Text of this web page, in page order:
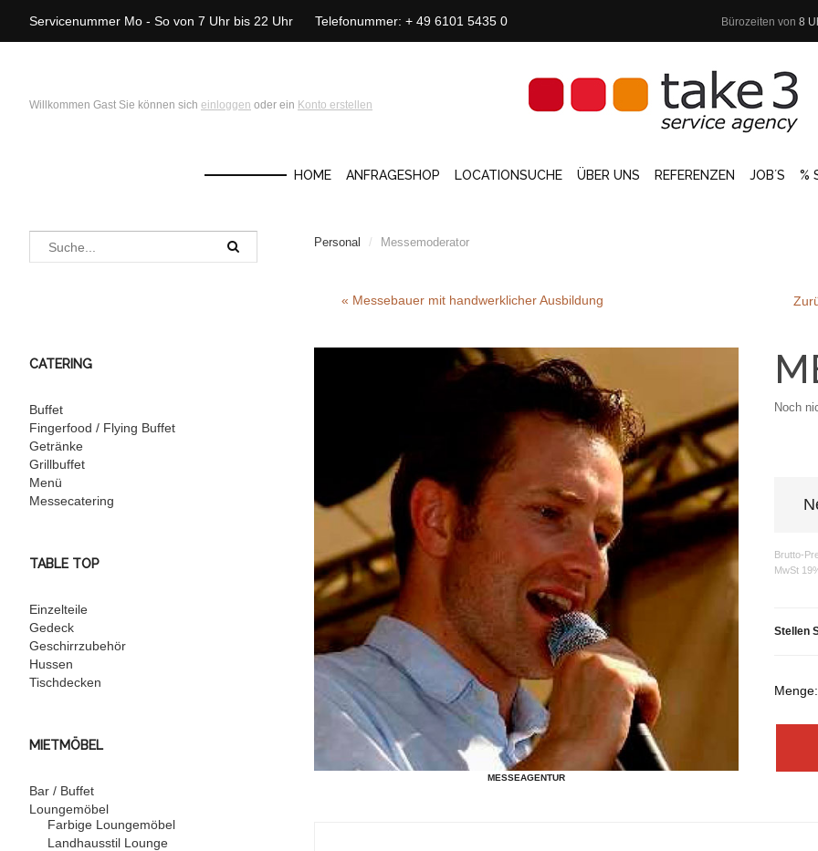
Servicenummer Mo - So von 7 Uhr bis 22 Uhr Telefonummer: + 49 6101 5435 0 Bürozeiten von 8
Willkommen Gast Sie können sich einloggen oder ein Konto erstellen
HOME ANFRAGESHOP LOCATIONSUCHE ÜBER UNS REFERENZEN JOB´S %
Personal / Messemoderator
« Messebauer mit handwerklicher Ausbildung
MESSEAGENTUR
Noch
Brutto-
MwSt
Stellen
CATERING
Buffet
Fingerfood / Flying Buffet
Getränke
Grillbuffet
Menü
Messecatering
TABLE TOP
Einzelteile
Gedeck
Geschirrzubehör
Hussen
Tischdecken
MIETMÖBEL
Bar / Buffet
Loungemöbel
Farbige Loungemöbel
Landhausstil Lounge